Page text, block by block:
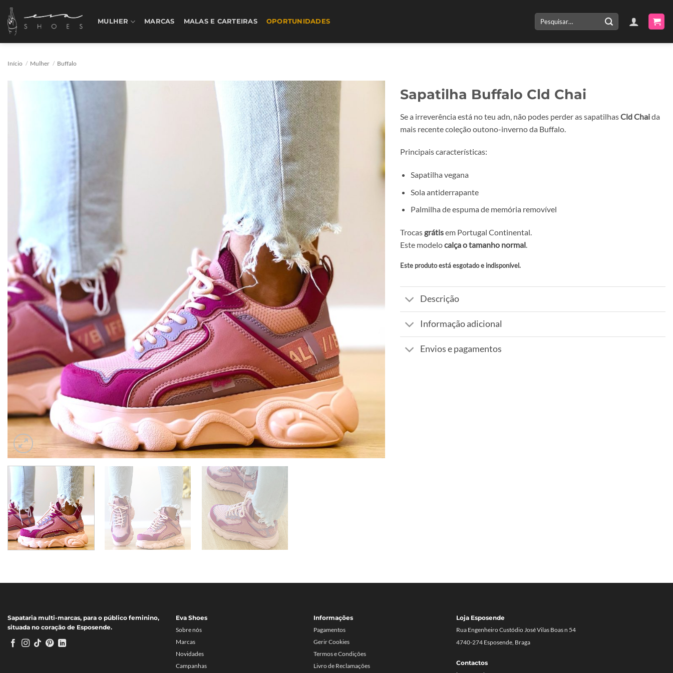
Skip
content
MULHER MARCAS MALAS E CARTEIRAS OPORTUNIDADES
Pesquisar
por:
Início / Mulher / Buffalo
Sapatilha Buffalo Cld Chai
Se a irreverência está no teu adn, não podes perder as sapatilhasCld Chaida
mais recente coleção outono-inverno da Buffalo.
Principais características:
Sapatilha vegana
Sola antiderrapante
Palmilha de espuma de memória removível
Trocas grátisem Portugal Continental.
Este modelocalça o tamanho normal.
Este produto está esgotado e indisponível.
Alternative:
Descrição
Informação adicional
Envios e pagamentos
Sapataria multi-marcas, para o público feminino,
situada no coração de Esposende.
Eva Shoes
Sobre nós
Marcas
Novidades
Campanhas
Informações
Pagamentos
Gerir Cookies
Termos e Condições
Livro de Reclamações
Loja Esposende
Rua Engenheiro Custódio José Vilas Boas n 54
4740-274 Esposende, Braga
Contactos